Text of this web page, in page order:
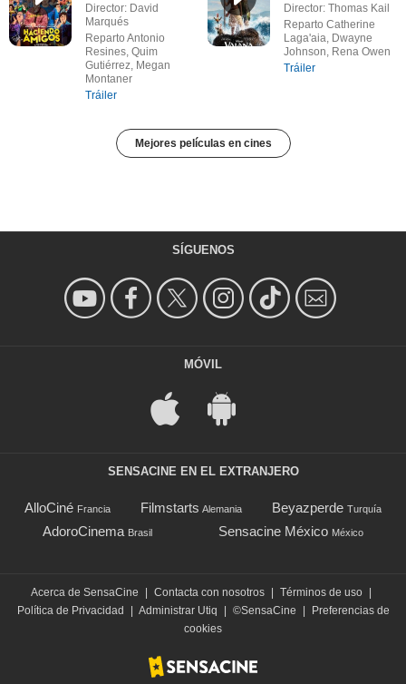
Director: David
Marqués
Reparto Antonio
Resines, Quim
Gutiérrez, Megan
Montaner
Tráiler
Director: Thomas Kail
Reparto Catherine
Laga'aia, Dwayne
Johnson, Rena Owen
Tráiler
Mejores películas en cines
SÍGUENOS
MÓVIL
SENSACINE EN EL EXTRANJERO
AlloCiné Francia Filmstarts Alemania Beyazperde Turquía
AdoroCinema Brasil Sensacine México México
Acerca de SensaCine | Contacta con nosotros | Términos de uso |
Política de Privacidad
| Administrar Utiq | ©SensaCine |
Preferencias de
cookies